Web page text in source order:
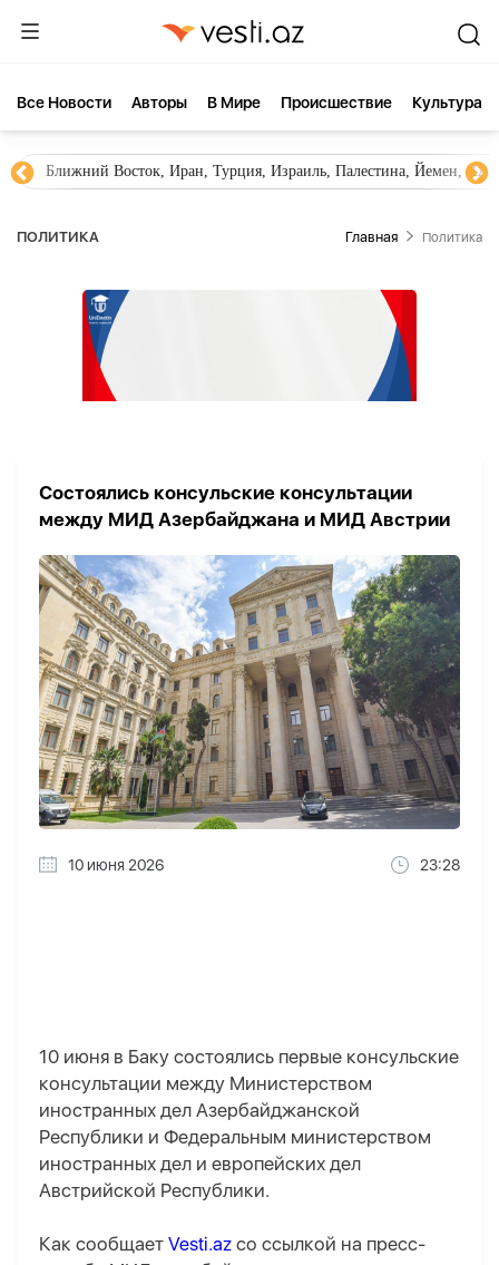
Все Новости Aвторы В Мире Происшествие Культура
Ближний Восток, Иран, Турция, Израиль, Палестина, Йемен,
ПОЛИТИКА Главная Политика
Состоялись консульские консультации
между МИД Азербайджана и МИД Австрии
10 июня 2026 23:28
10 июня в Баку состоялись первые консульские
консультации между Министерством
иностранных дел Азербайджанской
Республики и Федеральным министерством
иностранных дел и европейских дел
Австрийской Республики.
Как сообщает Vesti.az со ссылкой на пресс-